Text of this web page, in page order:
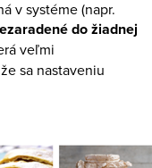
v systéme (napr.
do žiadnej
veľmi
sa nastaveniu